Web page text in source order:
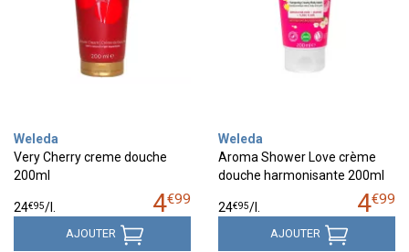
Weleda
Very Cherry creme douche
200ml
4€99
24€95/
AJOUTER
Weleda
Aroma Shower Love crème
douche harmonisante 200ml
4€99
24€95/
AJOUTER